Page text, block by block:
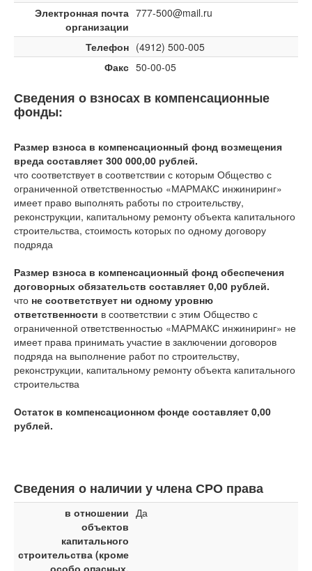
Электронная почта
организации
777-500@mail.ru
Телефон (4912) 500-005
Факс 50-00-05
Сведения о взносах в компенсационные
фонды:
Размер взноса в компенсационный фонд возмещения
вреда составляет 300 000,00 рублей.
что соответствует в соответствии с которым Общество с
ограниченной ответственностью «МАРМАКС инжиниринг»
имеет право выполнять работы по строительству,
реконструкции, капитальному ремонту объекта капитального
строительства, стоимость которых по одному договору
подряда
Размер взноса в компенсационный фонд обеспечения
договорных обязательств составляет 0,00 рублей.
что не соответствует ни одному уровню
ответственности в соответствии с этим Общество с
ограниченной ответственностью «МАРМАКС инжиниринг» не
имеет права принимать участие в заключении договоров
подряда на выполнение работ по строительству,
реконструкции, капитальному ремонту объекта капитального
строительства
Остаток в компенсационном фонде составляет 0,00
рублей.
Сведения о наличии у члена СРО права
в отношении
объектов
капитального
строительства (кроме
особо опасных,
Да